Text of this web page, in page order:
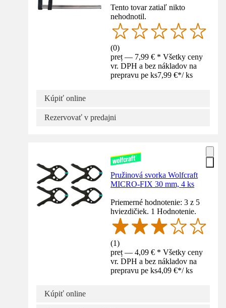
Tento tovar zatiaľ nikto
nehodnotil.
(0)
preț — 7,99 € * Všetky ceny
vr. DPH a bez nákladov na
prepravu pe ks7,99 €*/ ks
Kúpiť online
Rezervovať v predajni
Pružinová svorka Wolfcraft
MICRO-FIX 30 mm, 4 ks
Priemerné hodnotenie: 3 z 5
hviezdičiek. 1 Hodnotenie.
(1)
preț — 4,09 € * Všetky ceny
vr. DPH a bez nákladov na
prepravu pe ks4,09 €*/ ks
Kúpiť online